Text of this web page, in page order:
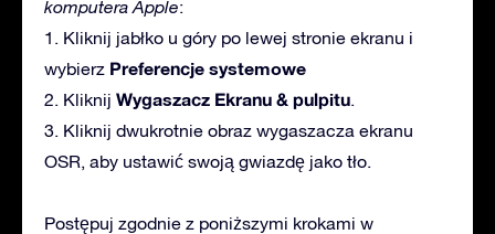
komputera Apple:
1. Kliknij jabłko u góry po lewej stronie ekranu i
wybierz Preferencje systemowe
2. Kliknij Wygaszacz Ekranu & pulpitu
3. Kliknij dwukrotnie obraz wygaszacza ekranu
OSR, aby ustawić swoją gwiazdę jako tło.
Postępuj zgodnie z poniższymi krokami w